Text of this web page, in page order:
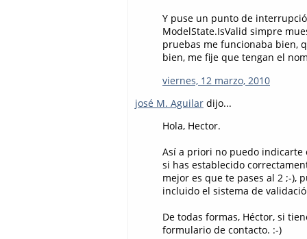
Y puse un punto de
ModelState.IsValid simpre
pruebas me funcionaba bien,
bien, me fije que tengan el
viernes, 12 marzo, 2010
josé M. Aguilar dijo...
Hola, Hector.
Así a priori no puedo indicarte
si has establecido
mejor es que te pases al 2 ;-),
incluido el sistema de
De todas formas, Héctor, si
formulario de contacto. :-)